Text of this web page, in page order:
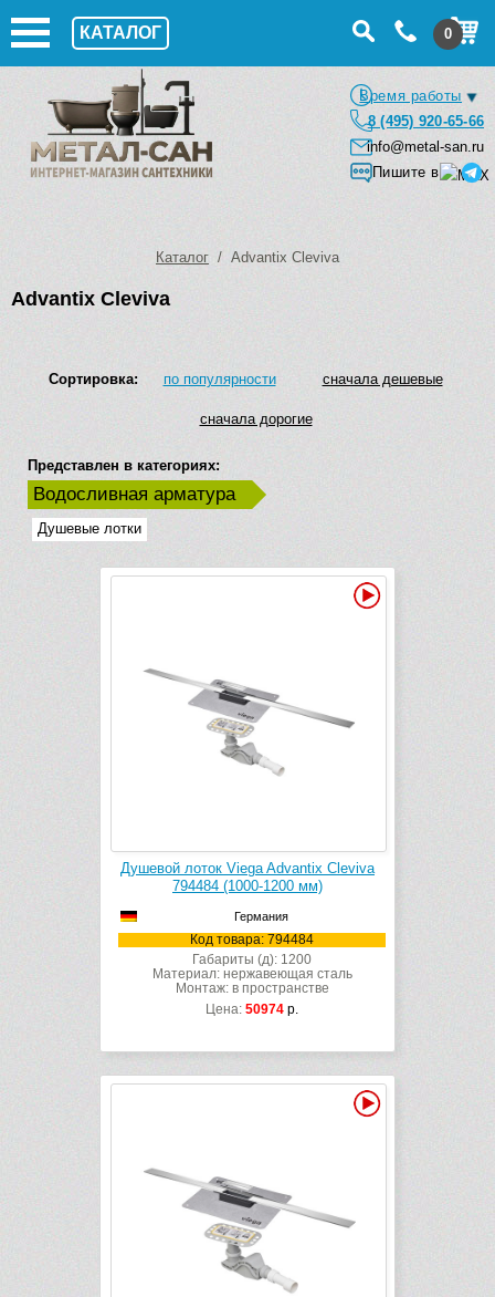
КАТАЛОГ 0
Время работы
8 (495) 920-65-66
info@metal-san.ru
Пишите в
Каталог / Advantix Cleviva
Advantix Cleviva
Сортировка: по популярности сначала дешевые
сначала дорогие
Представлен в категориях:
Водосливная арматура
Душевые лотки
Душевой лоток Viega Advantix Cleviva
794484 (1000-1200 мм)
Германия
Код товара: 794484
Габариты (д): 1200
Материал: нержавеющая сталь
Монтаж: в пространстве
Цена: 50974 р.